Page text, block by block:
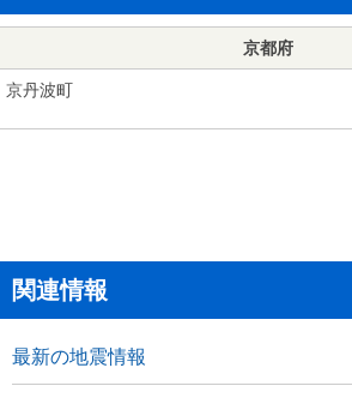
京都府
京丹波町
関連情報
最新の地震情報